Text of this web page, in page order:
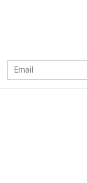
Email
*